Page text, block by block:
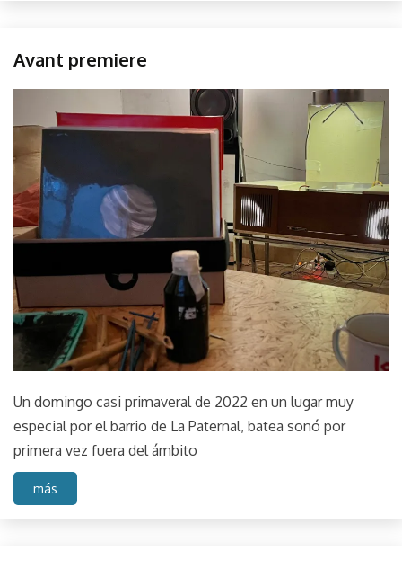
Muestra
Avant premiere
septiembre
19,
parselis
Un domingo casi primaveral de 2022 en un lugar muy
especial por el barrio de La Paternal, batea sonó por
primera vez fuera del ámbito
más